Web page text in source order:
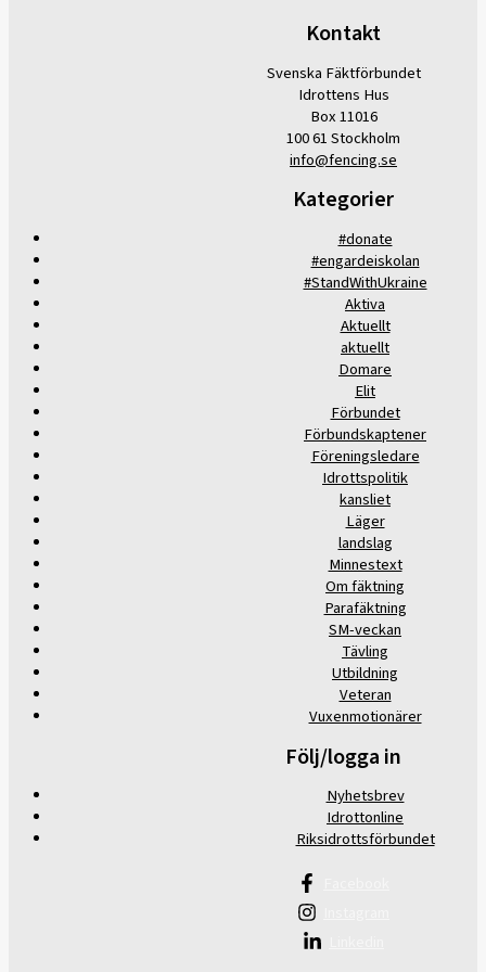
Kontakt
Svenska Fäktförbundet
Idrottens Hus
Box 11016
100 61 Stockholm
info@fencing.se
Kategorier
#donate
#engardeiskolan
#StandWithUkraine
Aktiva
Aktuellt
aktuellt
Domare
Elit
Förbundet
Förbundskaptener
Föreningsledare
Idrottspolitik
kansliet
Läger
landslag
Minnestext
Om fäktning
Parafäktning
SM-veckan
Tävling
Utbildning
Veteran
Vuxenmotionärer
Följ/logga in
Nyhetsbrev
Idrottonline
Riksidrottsförbundet